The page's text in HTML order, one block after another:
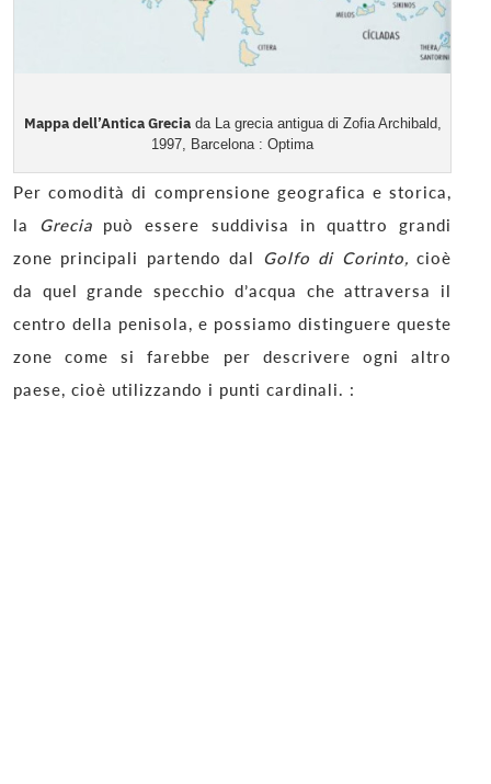
Mappa dell’Antica Greciada La grecia antigua di Zofia Archibald,
1997, Barcelona : Optima
Per comodità di comprensione geografica e storica,
la Grecia può essere suddivisa in quattro grandi
zone principali partendo dal Golfo di Corinto, cioè
da quel grande specchio d’acqua che attraversa il
centro della penisola, e possiamo distinguere queste
zone come si farebbe per descrivere ogni altro
paese, cioè utilizzando i punti cardinali. :